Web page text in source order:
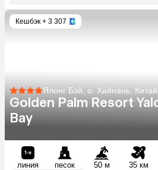
Кешбэк + 3 307
Ялонг Бэй, о. Хайнань, Китай
Golden Palm Resort
Bay
линия песок 50 м 35 км